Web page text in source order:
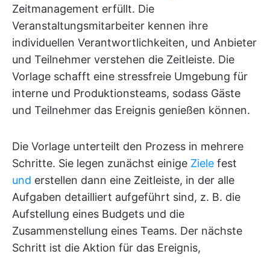
Zeitmanagement erfüllt. Die
Veranstaltungsmitarbeiter kennen ihre
individuellen Verantwortlichkeiten, und Anbieter
und Teilnehmer verstehen die Zeitleiste. Die
Vorlage schafft eine stressfreie Umgebung für
interne und Produktionsteams, sodass Gäste
und Teilnehmer das Ereignis genießen können.
Die Vorlage unterteilt den Prozess in mehrere
Schritte. Sie legen zunächst einige Ziele fest
und erstellen dann eine Zeitleiste, in der alle
Aufgaben detailliert aufgeführt sind, z. B. die
Aufstellung eines Budgets und die
Zusammenstellung eines Teams. Der nächste
Schritt ist die Aktion für das Ereignis,